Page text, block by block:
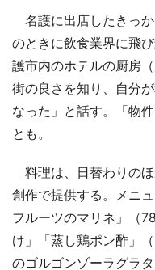
名護に出店したきっ
のときに飲食業界に飛
護市内のホテルの厨房
街の良さを知り、自分
なった」と話す。「物
とも。
料理は、日替わりの
創作で提供する。メニ
フルーツのマリネ」（
け」「蒸し鶏ポン酢」
のゴルゴンゾーラグラ